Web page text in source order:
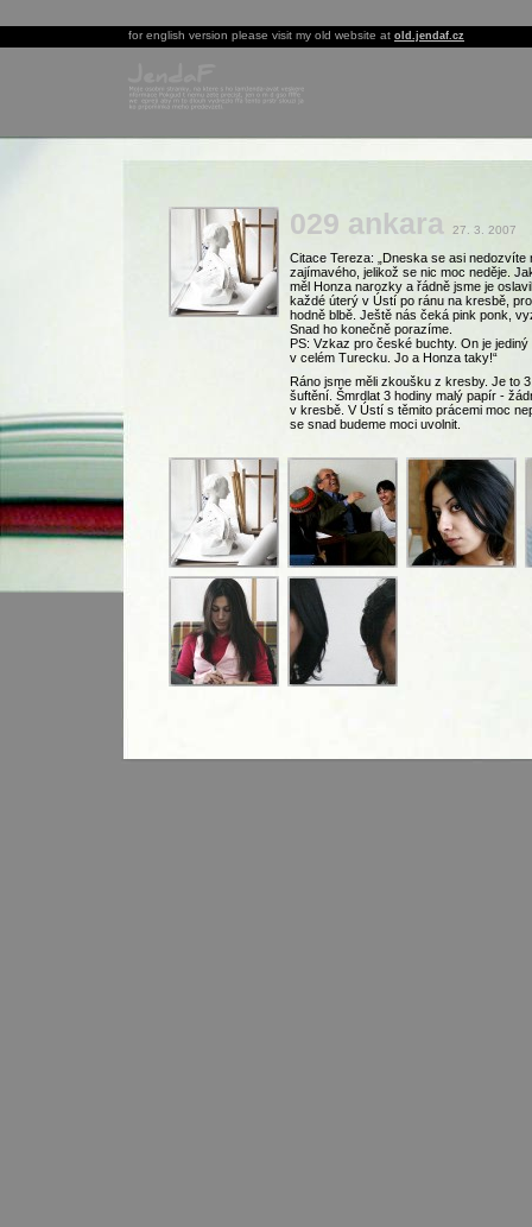
for english version please visit my old website at old.jendaf.cz
029 ankara 27. 3. 2007
Citace Tereza: „Dneska se asi nedozvíte
zajímavého, jelikož se nic moc neděje.
měl Honza narozky a řádně jsme je
každé úterý v Ústí po ránu na kresbě,
hodně blbě. Ještě nás čeká pink ponk,
Snad ho konečně porazíme.
PS: Vzkaz pro české buchty. On je
v celém Turecku. Jo a Honza taky!“
Ráno jsme měli zkoušku z kresby. Je to
šuftění. Šmrdlat 3 hodiny malý papír -
v kresbě. V Ústí s těmito prácemi moc
se snad budeme moci uvolnit.